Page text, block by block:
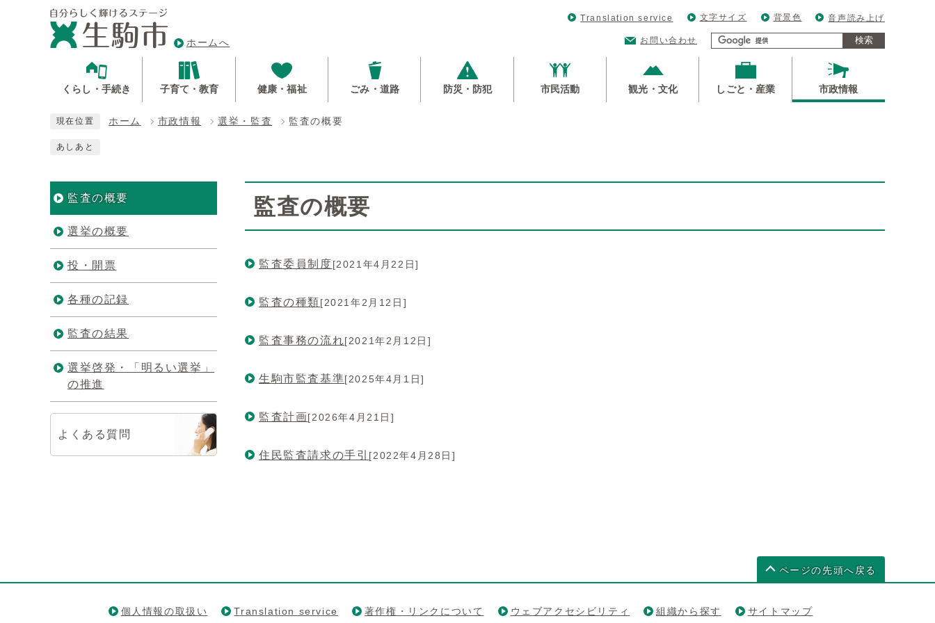
ホームへ
Translation service 文字サイズ 背景色 音声読み上げ
お問い合わせ 検索
くらし・手続き 子育て・教育 健康・福祉 ごみ・道路 防災・防犯 市民活動 観光・文化 しごと・産業 市政情報
現在位置 ホーム 市政情報 選挙・監査 監査の概要
あしあと
監査の概要
監査委員制度[2021年4月22日]
監査の種類[2021年2月12日]
監査事務の流れ[2021年2月12日]
生駒市監査基準[2025年4月1日]
監査計画[2026年4月21日]
住民監査請求の手引 [2022年4月28日]
監査の概要
選挙の概要
投・開票
各種の記録
監査の結果
選挙啓発・「明るい選挙」
の推進
よくある質問
ページの先頭へ戻る
個人情報の取扱い Translation service 著作権・リンクについて ウェブアクセシビリティ 組織から探す サイトマップ